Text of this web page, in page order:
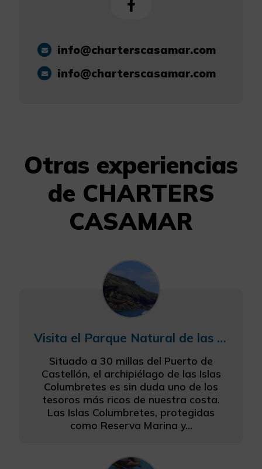
info@charterscasamar.com
info@charterscasamar.com
Otras experiencias
de CHARTERS
CASAMAR
Visita el Parque Natural de las Islas Columbretes
Situado a 30 millas del Puerto de
Castellón, el archipiélago de las Islas
Columbretes es sin duda uno de los
tesoros más ricos de nuestra costa.
Las Islas Columbretes, protegidas
como Reserva Marina y...